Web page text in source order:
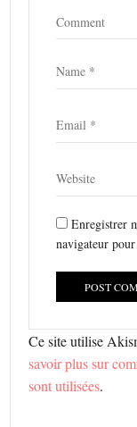
Enregistrer
navigateur
Ce site utilise
savoir plus sur
sont utilisées.